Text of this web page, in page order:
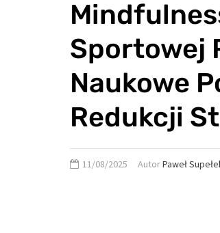
Sportowej
Naukowe
Redukcji
11/08/2025 AutorPaweł